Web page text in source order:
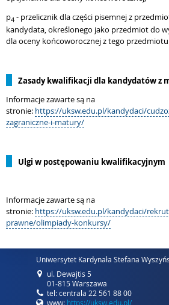
p4 - przelicznik dla części pisemnej z
kandydata, określonego jako przedmiot do
dla oceny końcoworocznej z tego
Zasady kwalifikacji dla kandydatów z
Informacje zawarte są na
stronie: https://uksw.edu.pl/kandydaci/
zagraniczne-i-matury/
Ulgi w postępowaniu kwalifikacyjnym
Informacje zawarte są na
stronie: https://uksw.edu.pl/kandydaci/
prawne/olimpiady-konkursy/
Uniwersytet Kardynała Stefana
ul. Dewajtis 5
01-815 Warszawa
tel: centrala 22 561 88 00
www: https://uksw.edu.pl/